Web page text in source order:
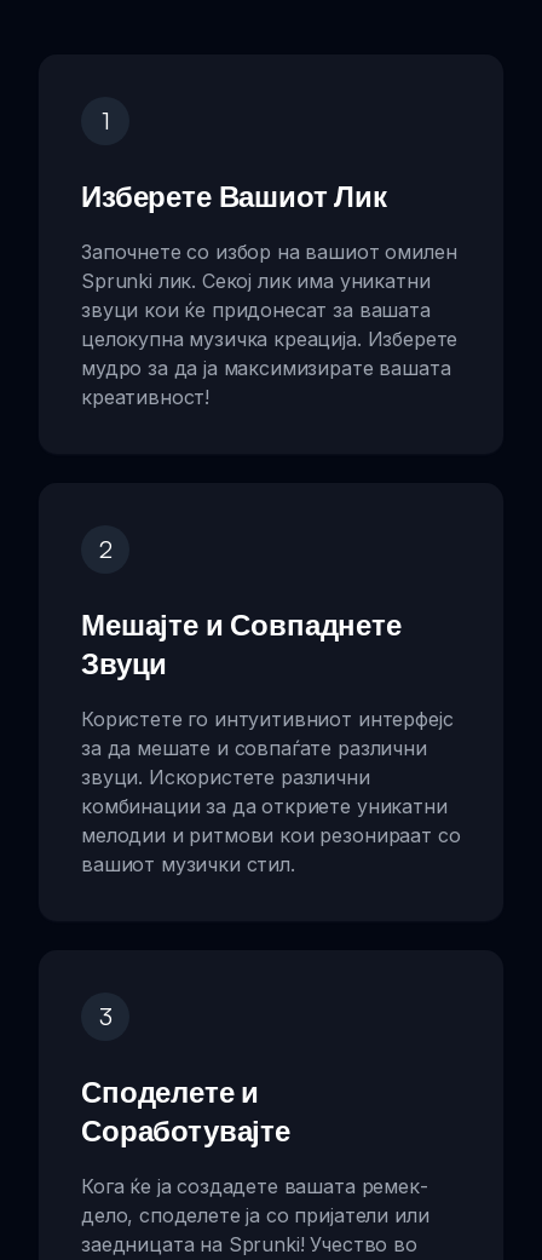
1
Изберете Вашиот Лик
Започнете со избор на вашиот омилен
Sprunki лик. Секој лик има уникатни
звуци кои ќе придонесат за вашата
целокупна музичка креација. Изберете
мудро за да ја максимизирате вашата
креативност!
2
Мешајте и Совпаднете
Звуци
Користете го интуитивниот интерфејс
за да мешате и совпаѓате различни
звуци. Искористете различни
комбинации за да откриете уникатни
мелодии и ритмови кои резонираат со
вашиот музички стил.
3
Споделете и
Соработувајте
Кога ќе ја создадете вашата ремек-
дело, споделете ја со пријатели или
заедницата на Sprunki! Учество во